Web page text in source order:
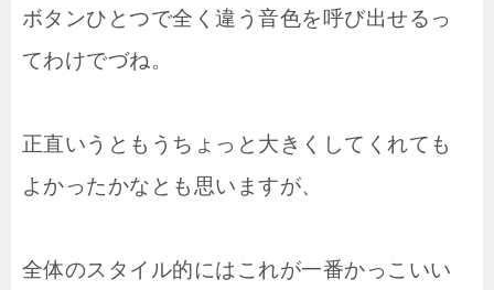
ボタンひとつで全く違う音色を呼び出せるっ
てわけでづね。
正直いうともうちょっと大きくしてくれても
よかったかなとも思いますが、
全体のスタイル的にはこれが一番かっこいい